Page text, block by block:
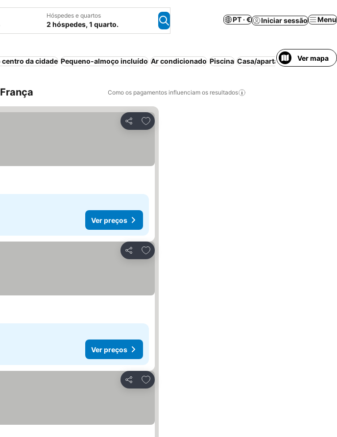
Hóspedes e quartos
2 hóspedes, 1 quarto.
PT · € Iniciar sessão Menu
centro da cidade Pequeno-almoço incluído Ar condicionado Piscina Casa/apartamento inteiro
Ver mapa
Como os pagamentos influenciam os resultados
Partilhar
Adicionar aos favoritos
Ver preços
Partilhar
Adicionar aos favoritos
Ver preços
Partilhar
Adicionar aos favoritos